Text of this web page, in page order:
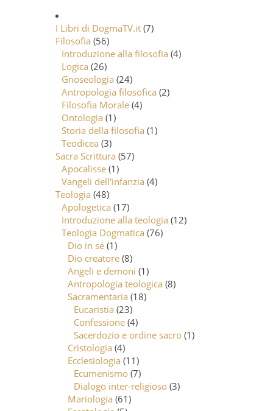
I Libri di DogmaTV.it (7)
Filosofia (56)
Introduzione alla filosofia (4)
Logica (26)
Gnoseologia (24)
Antropologia filosofica (2)
Filosofia Morale (4)
Ontologia (1)
Storia della filosofia (1)
Teodicea (3)
Sacra Scrittura (57)
Apocalisse (1)
Vangeli dell'infanzia (4)
Teologia (48)
Apologetica (17)
Introduzione alla teologia (12)
Teologia Dogmatica (76)
Dio in sé (1)
Dio creatore (8)
Angeli e demoni (1)
Antropologia teologica (8)
Sacramentaria (18)
Eucaristia (23)
Confessione (4)
Sacerdozio e ordine sacro (1)
Cristologia (4)
Ecclesiologia (11)
Ecumenismo (7)
Dialogo inter-religioso (3)
Mariologia (61)